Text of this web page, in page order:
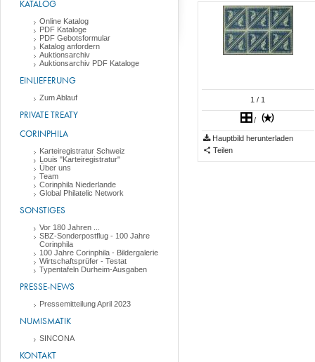
KATALOG
Online Katalog
PDF Kataloge
PDF Gebotsformular
Katalog anfordern
Auktionsarchiv
Auktionsarchiv PDF Kataloge
EINLIEFERUNG
Zum Ablauf
PRIVATE TREATY
CORINPHILA
Karteiregistratur Schweiz
Louis "Karteiregistratur"
Über uns
Team
Corinphila Niederlande
Global Philatelic Network
SONSTIGES
Vor 180 Jahren ...
SBZ-Sonderpostflug - 100 Jahre
Corinphila
100 Jahre Corinphila - Bildergalerie
Wirtschaftsprüfer - Testat
Typentafeln Durheim-Ausgaben
PRESSE-NEWS
Pressemitteilung April 2023
NUMISMATIK
SINCONA
KONTAKT
1 / 1
/
Hauptbild herunterladen
Teilen